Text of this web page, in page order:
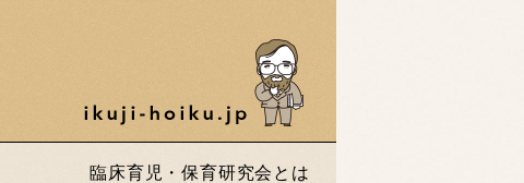
臨床育児・保育研究会とは